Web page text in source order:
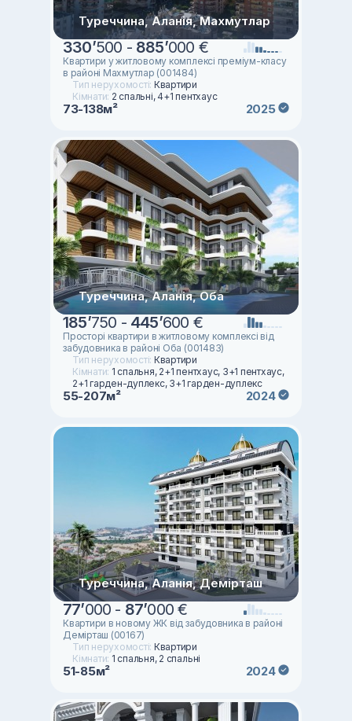
Туреччина, Аланія, Махмутлар
330’500 - 885’000 €
Квартири у житловому комплексі преміум-класу
в районі Махмутлар (001484)
Тип нерухомості: Квартири
Кімнати: 2 спальні, 4+1 пентхаус
73-138м² 2025
Туреччина, Аланія, Оба
185’750 - 445’600 €
Просторі квартири в житловому комплексі від
забудовника в районі Оба (001483)
Тип нерухомості: Квартири
Кімнати: 1 спальня, 2+1 пентхаус, 3+1 пентхаус,
2+1 гарден-дуплекс, 3+1 гарден-дуплекс
55-207м² 2024
Туреччина, Аланія, Демірташ
77’000 - 87’000 €
Квартири в новому ЖК від забудовника в районі
Демірташ (00167)
Тип нерухомості: Квартири
Кімнати: 1 спальня, 2 спальні
51-85м² 2024